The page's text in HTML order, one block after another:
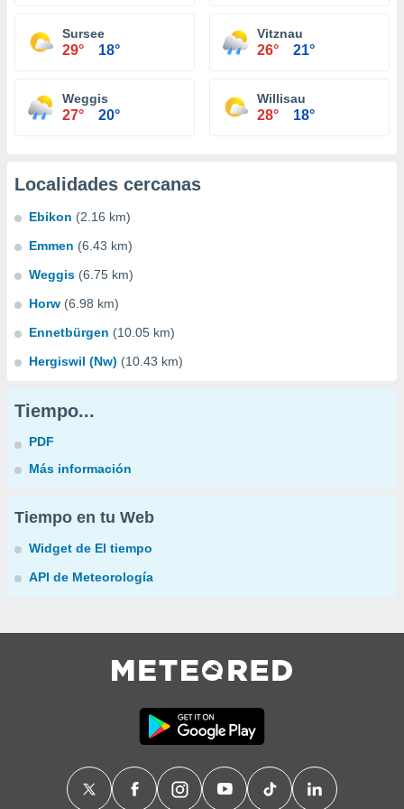
Sursee
29° 18°
Vitznau
26° 21°
Weggis
27° 20°
Willisau
28° 18°
Localidades cercanas
Ebikon (2.16 km)
Emmen (6.43 km)
Weggis (6.75 km)
Horw (6.98 km)
Ennetbürgen (10.05 km)
Hergiswil (Nw) (10.43 km)
Tiempo...
PDF
Más información
Tiempo en tu Web
Widget de El tiempo
API de Meteorología